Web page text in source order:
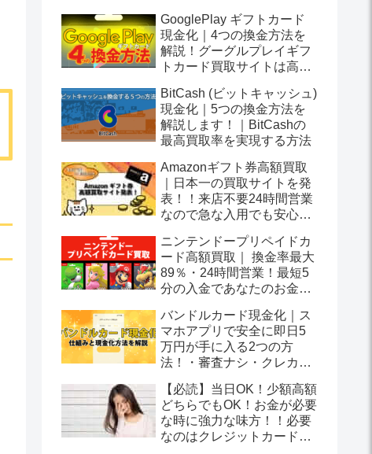
GooglePlay ギフトカード
現金化｜4つの換金方法を
解説！グーグルプレイギフ
トカード買取サイトは高換
BitCash (ビットキャッシュ)
現金化｜5つの換金方法を
解説します！｜BitCashの
最高買取率を実現する方法
Amazonギフト券高額買取
｜日本一の買取サイトを発
表！！来店不要24時間営業
なので急な入用でも安心で
ニンテンドープリペイドカ
ード高額買取｜ 換金率最大
89％・24時間営業！最短5
分の入金であなたのお金つ
バンドルカード現金化｜ス
マホアプリで安全に即日5
万円が手に入る2つの方
法！・審査ナシ・クレカ不
【必読】当日OK！少額高額
どちらでもOK！お金が必要
な時に強力な味方！！必要
なのはクレジットカードだ